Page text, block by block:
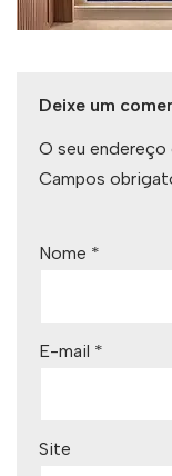
Deixe um
O seu endereço
Campos
Nome *
E-mail *
Site